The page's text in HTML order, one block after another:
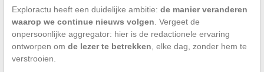
Exploractu heeft een duidelijke ambitie: de manier veranderen
waarop we continue nieuws volgen . Vergeet de
onpersoonlijke aggregator: hier is de redactionele ervaring
ontworpen om de lezer te betrekken , elke dag, zonder hem te
verstrooien.